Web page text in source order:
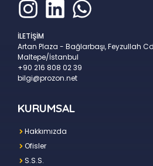
İLETİŞİM
Artan Plaza - Bağlarbaşı, Feyzullah
Maltepe/İstanbul
+90 216 808 02 39
bilgi@prozon.net
KURUMSAL
Hakkımızda
Ofisler
S.S.S.